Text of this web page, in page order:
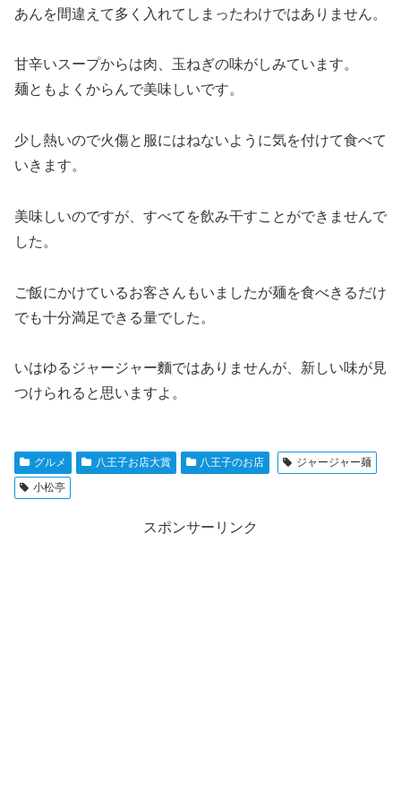
あんを間違えて多く入れてしまったわけではありません。
甘辛いスープからは肉、玉ねぎの味がしみています。
麺ともよくからんで美味しいです。
少し熱いので火傷と服にはねないように気を付けて食べて
いきます。
美味しいのですが、すべてを飲み干すことができませんで
した。
ご飯にかけているお客さんもいましたが麺を食べきるだけ
でも十分満足できる量でした。
いはゆるジャージャー麵ではありませんが、新しい味が見
つけられると思いますよ。
グルメ 八王子お店大賞 八王子のお店
ジャージャー麺
小松亭
スポンサーリンク